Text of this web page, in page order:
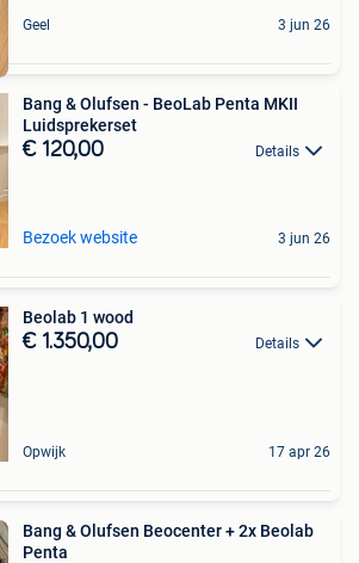
Geel 3 jun 26
Bang & Olufsen - BeoLab Penta MKII
Luidsprekerset
€ 120,00 Details
Bezoek website 3 jun 26
Beolab 1 wood
€ 1.350,00 Details
Opwijk 17 apr 26
Bang & Olufsen Beocenter + 2x Beolab
Penta